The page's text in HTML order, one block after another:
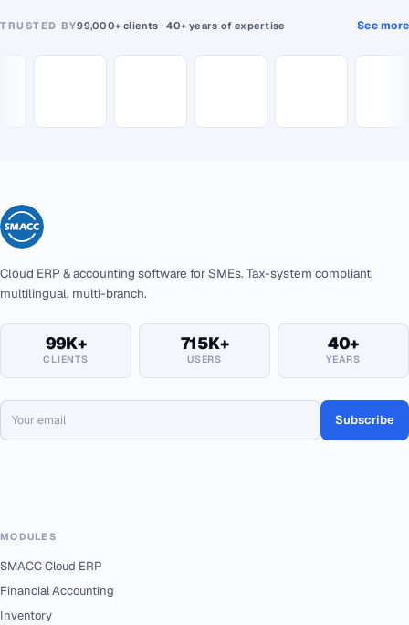
TRUSTED BY99,000+ clients · 40+ years of expertise See more
Cloud ERP & accounting software for SMEs. Tax-system compliant,
multilingual, multi-branch.
99K+
CLIENTS
715K+
USERS
40+
YEARS
Subscribe
MODULES
SMACC Cloud ERP
Financial Accounting
Inventory